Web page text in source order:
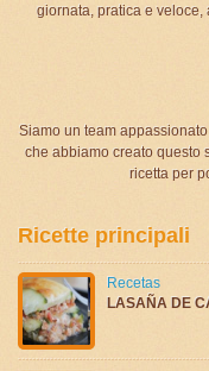
giornata, pratica e
Siamo un team
che abbiamo creato questo
ricetta per
Ricette principali
Recetas
LASAÑA DE